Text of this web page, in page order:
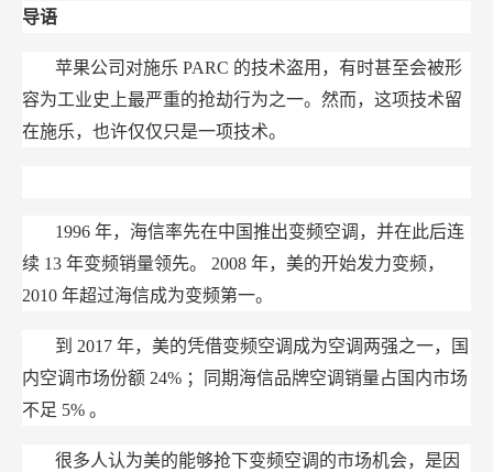
家？导语
苹果公司对施乐 PARC 的技术盗用，有时甚至会被形
容为工业史上最严重的抢劫行为之一。然而，这项技术留
在施乐，也许仅仅只是一项技术。
1996 年，海信率先在中国推出变频空调，并在此后连
续 13 年变频销量领先。 2008 年，美的开始发力变频，
2010 年超过海信成为变频第一。
到 2017 年，美的凭借变频空调成为空调两强之一，国
内空调市场份额 24% ；同期海信品牌空调销量占国内市场
不足 5% 。
很多人认为美的能够抢下变频空调的市场机会，是因